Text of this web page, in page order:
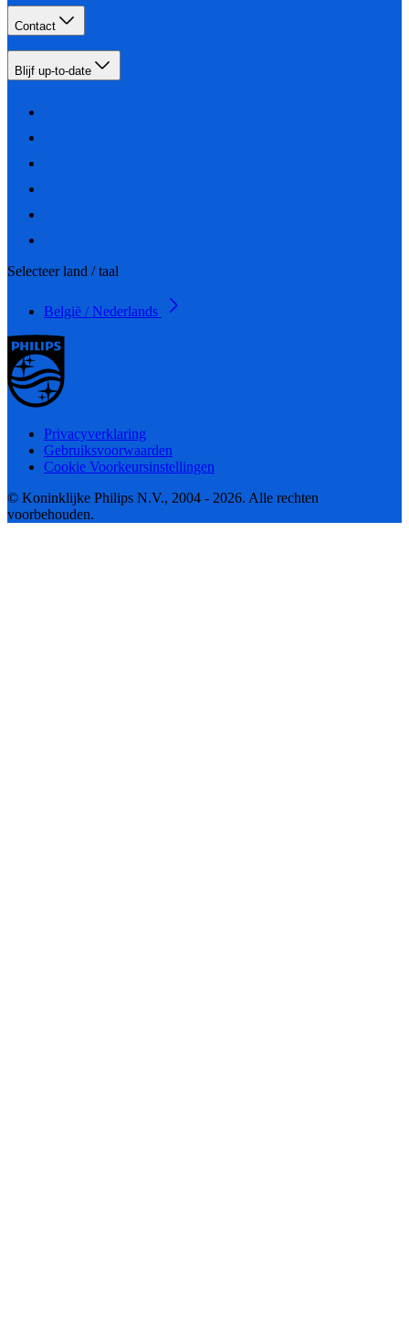
Contact
Blijf up-to-date
Selecteer land / taal
België / Nederlands
Privacyverklaring
Gebruiksvoorwaarden
Cookie Voorkeursinstellingen
© Koninklijke Philips N.V., 2004 - 2026. Alle rechten
voorbehouden.